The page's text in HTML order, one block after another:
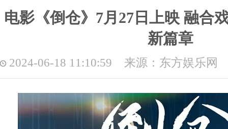
电影《倒仓》7月27日上映 融合
新篇章
2024-06-18 11:10:59 来源：东方娱乐网